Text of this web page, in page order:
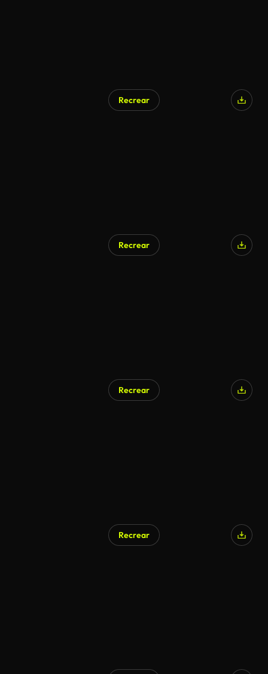
Recrear
Recrear
Recrear
Recrear